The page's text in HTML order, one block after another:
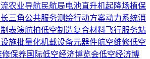
农业导航民航局电池直升机起降场植保
长三角公共服务测绘行动方案动力系统消
表演航拍低空制造复合材料飞行服务站
施批量化机载设备元器件航空维修低空
修保养国际低空经济博览会低空经济博